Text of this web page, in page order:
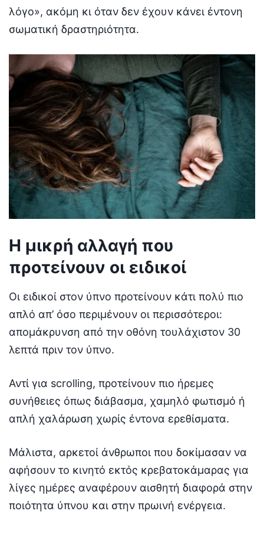
λόγο», ακόμη κι όταν δεν έχουν κάνει έντονη
σωματική δραστηριότητα.
Η μικρή αλλαγή που
προτείνουν οι ειδικοί
Οι ειδικοί στον ύπνο προτείνουν κάτι πολύ πιο
απλό απ’ όσο περιμένουν οι περισσότεροι:
απομάκρυνση από την οθόνη τουλάχιστον 30
λεπτά πριν τον ύπνο.
Αντί για scrolling, προτείνουν πιο ήρεμες
συνήθειες όπως διάβασμα, χαμηλό φωτισμό ή
απλή χαλάρωση χωρίς έντονα ερεθίσματα.
Μάλιστα, αρκετοί άνθρωποι που δοκίμασαν να
αφήσουν το κινητό εκτός κρεβατοκάμαρας για
λίγες ημέρες αναφέρουν αισθητή διαφορά στην
ποιότητα ύπνου και στην πρωινή ενέργεια.